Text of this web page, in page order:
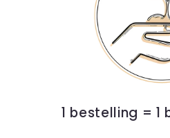
1 bestelling = 1